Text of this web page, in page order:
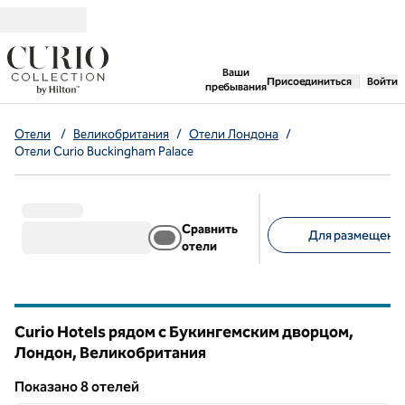
Ваши
пребывания
,открывается новая
Присоединиться Войти
Отели / Великобритания / Отели Лондона /
Отели Curio Buckingham Palace
Сравнить
отели
Для
Curio Hotels рядом с Букингемским дворцом,
Лондон, Великобритания
Показанo 8 отелей